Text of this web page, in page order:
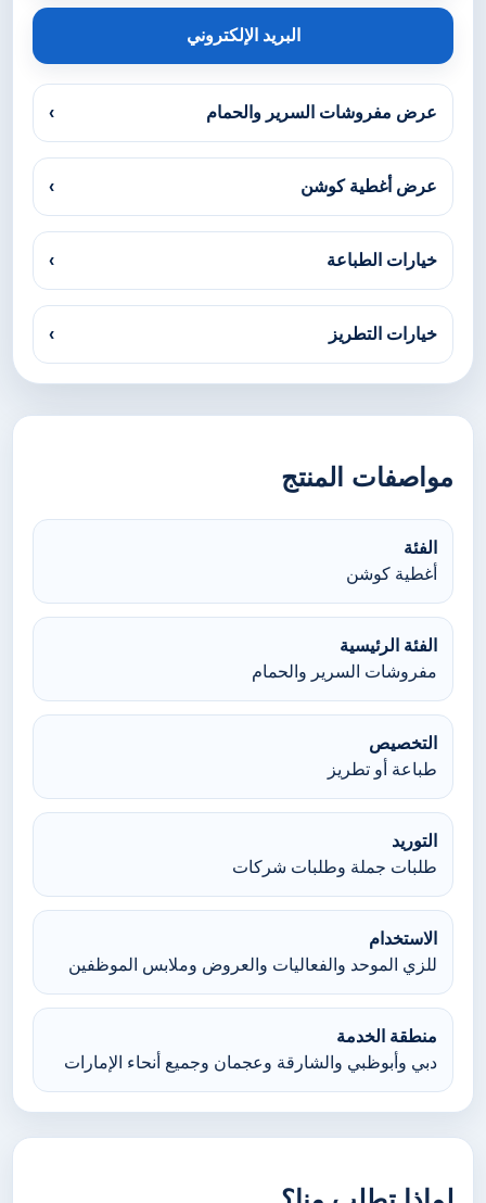
البريد الإلكتروني
عرض مفروشات السرير والحمام ›
عرض أغطية كوشن ›
خيارات الطباعة ›
خيارات التطريز ›
مواصفات المنتج
الفئة
أغطية كوشن
الفئة الرئيسية
مفروشات السرير والحمام
التخصيص
طباعة أو تطريز
التوريد
طلبات جملة وطلبات شركات
الاستخدام
للزي الموحد والفعاليات والعروض وملابس الموظفين
منطقة الخدمة
دبي وأبوظبي والشارقة وعجمان وجميع أنحاء الإمارات